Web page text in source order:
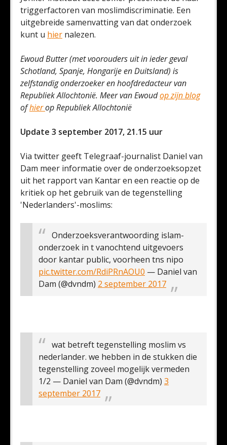
triggerfactoren van moslimdiscriminatie. Een
uitgebreide samenvatting van dat onderzoek
kunt u hier nalezen.
Ewoud Butter (met voorouders uit in ieder geval
Schotland, Spanje, Hongarije en Duitsland) is
zelfstandig onderzoeker en hoofdredacteur van
Republiek Allochtonië. Meer van Ewoudop zijn blog
ofhierop Republiek Allochtonië
Update 3 september 2017, 21.15 uur
Via twitter geeft Telegraaf-journalist Daniel van
Dam meer informatie over de onderzoeksopzet
uit het rapport van Kantar en een reactie op de
kritiek op het gebruik van de tegenstelling
'Nederlanders'-moslims:
Onderzoeksverantwoording islam-
onderzoek in t vanochtend uitgevoers
door kantar public, voorheen tns nipo
pic.twitter.com/RdiPRnAOU0 — Daniel van
Dam (@dvndm) 2 september 2017
wat betreft tegenstelling moslim vs
nederlander. we hebben in de stukken die
tegenstelling zoveel mogelijk vermeden
1/2 — Daniel van Dam (@dvndm) 3
september 2017